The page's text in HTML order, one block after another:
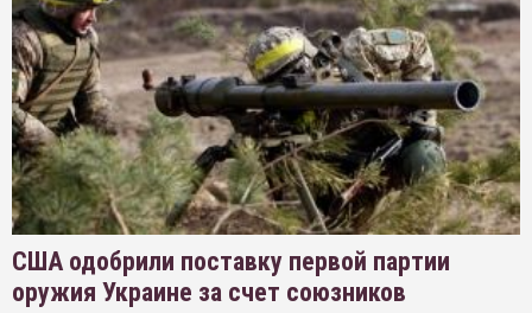
США одобрили поставку первой партии
оружия Украине за счет союзников